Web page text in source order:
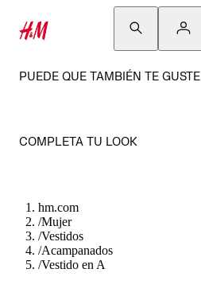
PUEDE QUE TAMBIÉN TE GUSTE
COMPLETA TU LOOK
hm.com
/Mujer
/Vestidos
/Acampanados
/Vestido en A